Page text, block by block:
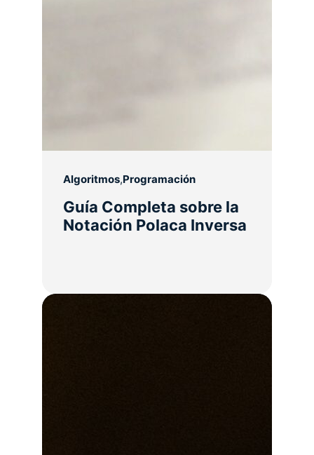
Algoritmos,Programación
Guía Completa sobre la
Notación Polaca Inversa